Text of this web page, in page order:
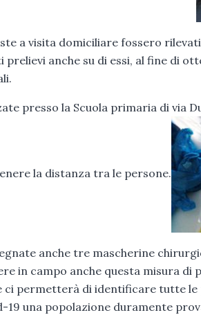
a visita domiciliare fossero rilevati
anche su di essi, al fine di
presso la Scuola primaria di via
la distanza tra le persone.
anche tre mascherine
in campo anche questa misura
ci permetterà di identificare tutte
19 una popolazione duramente